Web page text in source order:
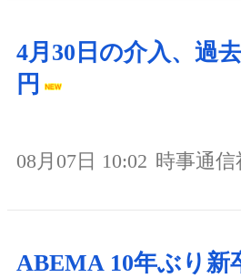
4月30日の介入、過
円
08月07日 10:02 時事通信
ABEMA 10年ぶり新